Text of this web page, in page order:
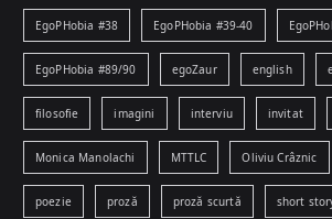
EgoPHobia #38 EgoPHobia #39-40
EgoPHobia #89/90 egoZaur english
filosofie imagini interviu invitat
Monica Manolachi MTTLC Oliviu Crâznic
poezie proză proză scurtă short